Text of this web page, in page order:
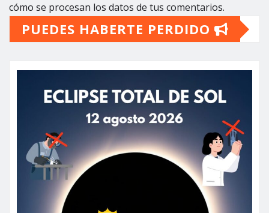
cómo se procesan los datos de tus comentarios.
PUEDES HABERTE PERDIDO